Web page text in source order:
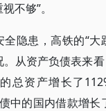
不够”。
全隐患，高铁的“大
从资产负债表来看
总资产增长了
中的国内借款增长